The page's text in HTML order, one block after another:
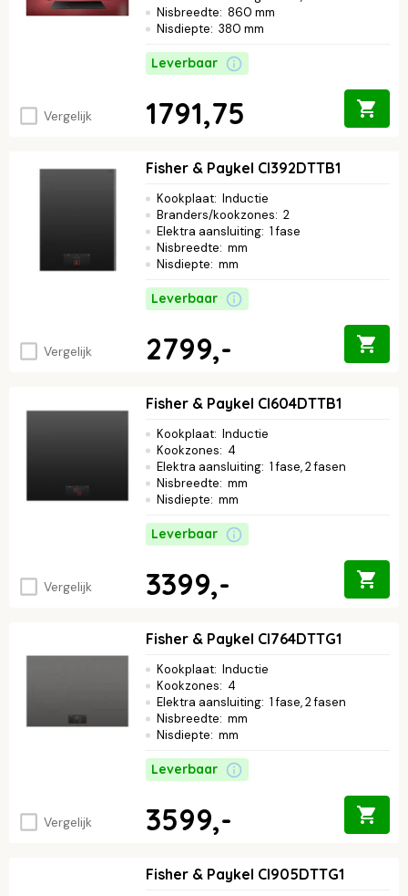
Vergelijk
Nisbreedte: 860 mm
Nisdiepte: 380 mm
Leverbaar
1791,75
Vergelijk
Fisher & Paykel CI392DTTB1
Kookplaat: Inductie
Branders/kookzones: 2
Elektra aansluiting: 1 fase
Nisbreedte: mm
Nisdiepte: mm
Leverbaar
2799,-
Vergelijk
Fisher & Paykel CI604DTTB1
Kookplaat: Inductie
Kookzones: 4
Elektra aansluiting: 1 fase, 2 fasen
Nisbreedte: mm
Nisdiepte: mm
Leverbaar
3399,-
Vergelijk
Fisher & Paykel CI764DTTG1
Kookplaat: Inductie
Kookzones: 4
Elektra aansluiting: 1 fase, 2 fasen
Nisbreedte: mm
Nisdiepte: mm
Leverbaar
3599,-
Fisher & Paykel CI905DTTG1